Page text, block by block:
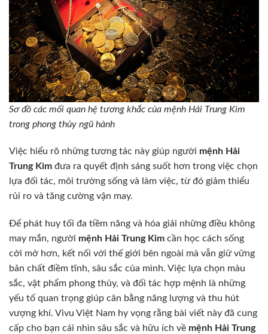
Sơ đồ các mối quan hệ tương khắc của mệnh Hải Trung Kim
trong phong thủy ngũ hành
Việc hiểu rõ những tương tác này giúp người mệnh Hải
Trung Kim đưa ra quyết định sáng suốt hơn trong việc chọn
lựa đối tác, môi trường sống và làm việc, từ đó giảm thiểu
rủi ro và tăng cường vận may.
Để phát huy tối đa tiềm năng và hóa giải những điều không
may mắn, người mệnh Hải Trung Kim cần học cách sống
cởi mở hơn, kết nối với thế giới bên ngoài mà vẫn giữ vững
bản chất điềm tĩnh, sâu sắc của mình. Việc lựa chọn màu
sắc, vật phẩm phong thủy, và đối tác hợp mệnh là những
yếu tố quan trọng giúp cân bằng năng lượng và thu hút
vượng khí. Vivu Việt Nam hy vọng rằng bài viết này đã cung
cấp cho bạn cái nhìn sâu sắc và hữu ích về mệnh Hải Trung